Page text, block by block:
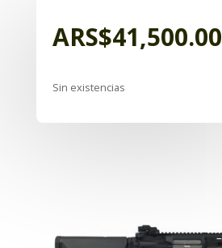
ARS$41,500.00
Sin existencias